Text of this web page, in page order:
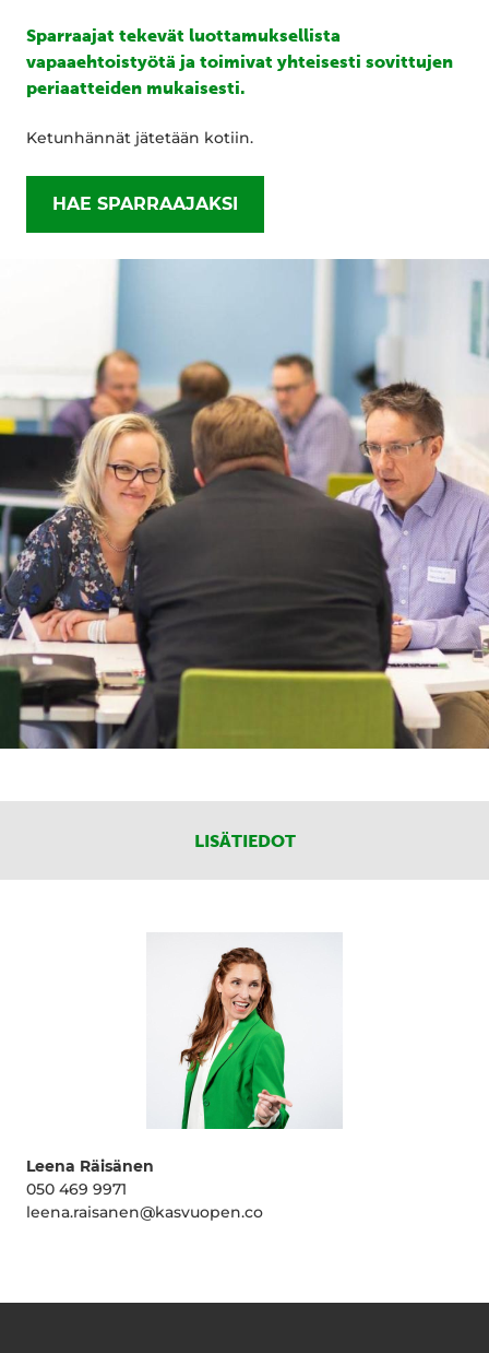
Sparraajat tekevät luottamuksellista
vapaaehtoistyötä ja toimivat yhteisesti sovittujen
periaatteiden mukaisesti.
Ketunhännät jätetään kotiin.
HAE SPARRAAJAKSI
LISÄTIEDOT
Leena Räisänen
050 469 9971
leena.raisanen@kasvuopen.co